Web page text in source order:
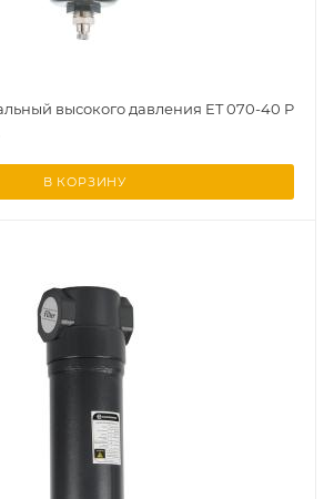
высокого давления ET 070-40 P
В КОРЗИНУ